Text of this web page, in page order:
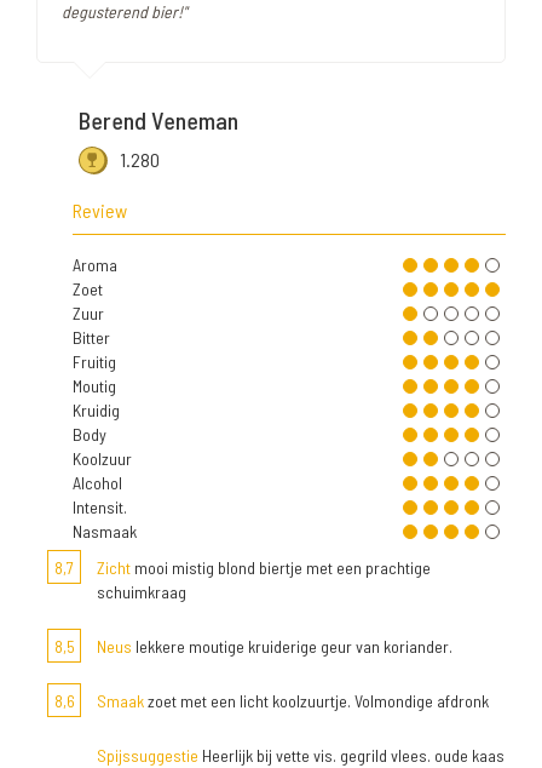
degusterend bier!"
Berend Veneman
1.280
Review
Aroma
Zoet
Zuur
Bitter
Fruitig
Moutig
Kruidig
Body
Koolzuur
Alcohol
Intensit.
Nasmaak
8,7
Zicht mooi mistig blond biertje met een prachtige
schuimkraag
8,5 Neus lekkere moutige kruiderige geur van koriander.
8,6 Smaakzoet met een licht koolzuurtje. Volmondige afdronk
Spijssuggestie Heerlijk bij vette vis. gegrild vlees. oude kaas